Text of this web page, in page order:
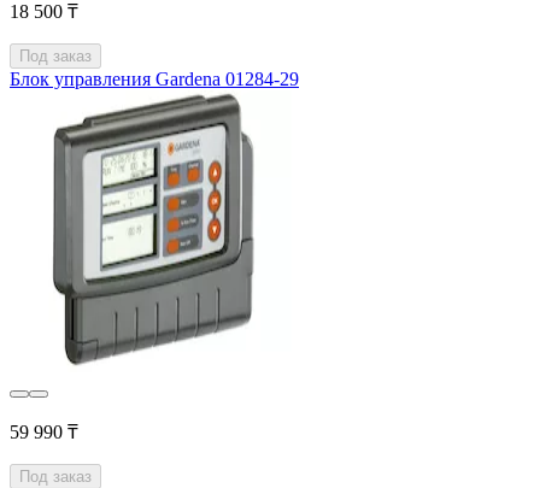
18 500 ₸
Под заказ
Блок управления Gardena 01284-29
59 990 ₸
Под заказ